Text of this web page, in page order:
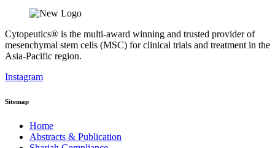
Cytopeutics® is the multi-award winning and trusted provider of
mesenchymal stem cells (MSC) for clinical trials and treatment in the
Asia-Pacific region.
Instagram
Sitemap
Home
Abstracts & Publication